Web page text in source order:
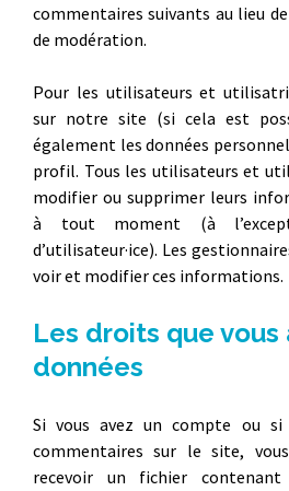
commentaires suivants au lieu
de modération.
Pour les utilisateurs et
sur notre site (si cela est
également les données
profil. Tous les utilisateurs et
modifier ou supprimer leurs
à tout moment (à
d’utilisateur·ice). Les
voir et modifier ces informations.
Les droits que vous
données
Si vous avez un compte ou si
commentaires sur le site,
recevoir un fichier